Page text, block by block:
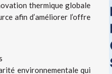
thermique globale
afin d’améliorer l’offre
environnementale qui